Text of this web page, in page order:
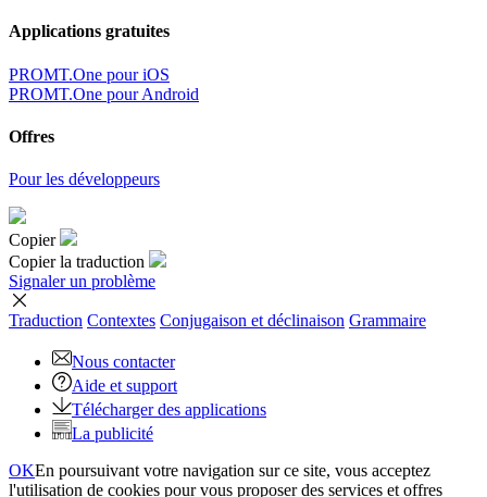
Applications gratuites
PROMT.One pour iOS
PROMT.One pour Android
Offres
Pour les développeurs
Copier
Copier la traduction
Signaler un problème
Traduction Contextes Conjugaison et déclinaison Grammaire
Nous contacter
Aide et support
Télécharger des applications
La publicité
OKEn poursuivant votre navigation sur ce site, vous acceptez
l'utilisation de cookies pour vous proposer des services et offres